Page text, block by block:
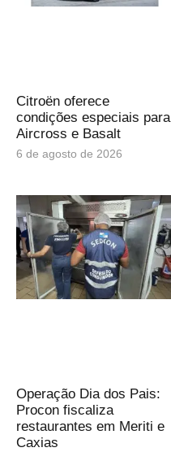
Citroën oferece
condições especiais para
Aircross e Basalt
6 de agosto de 2026
Operação Dia dos Pais:
Procon fiscaliza
restaurantes em Meriti e
Caxias